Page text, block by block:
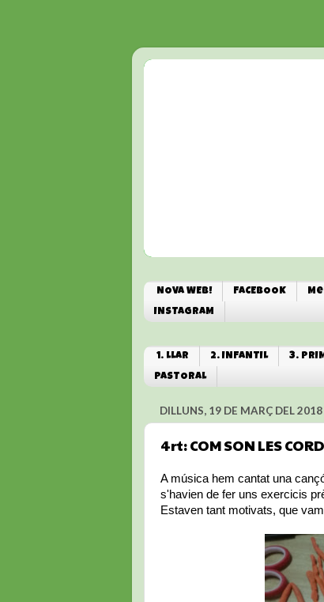
NOVA WEB! FACEBOOK
INSTAGRAM
1. LLAR 2. INFANTIL 3.
PASTORAL
DILLUNS, 19 DE MARÇ DEL 2018
4rt: COM SON LES
A música hem cantat una
s'havien de fer uns exercicis
Estaven tant motivats, que